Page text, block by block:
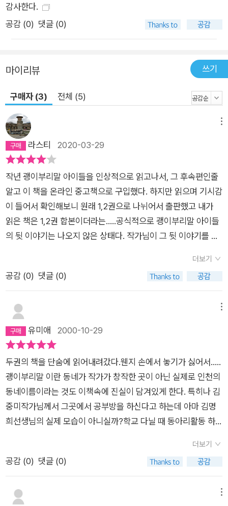
감사한다.
공감 (0) 댓글 (0)
마이리뷰 쓰기
구매자 (3) 전체 (5)
라스티 2020-03-29
작년 괭이부리말 아이들을 인상적으로 읽고나서, 그 후속편인줄
알고 이 책을 온라인 중고책으로 구입했다. 하지만 읽으며 기시감
이 들어서 확인해보니 원래 1,2권으로 나뉘어서 출판했고 내가
읽은 책은 1,2권 합본이더라는.....공식적으로 괭이부리말 아이들
의 뒷 이야기는 나오지 않은 상태다. 작가님이 그 뒷 이야기를 써
시 읽어도 이 소설은 참 성실하고 정성을 들여서 쓴 작품이란걸
알 수 있었다. 빈부의 격차가 확대되고, 세습되면서 겉보기만 화
려한 선진국으로 나아가고 있는 한국의 현실에서 이렇게 살아가
는 사람들도 있다는 현실을 파악하고 긍휼지심을 가져주기를 간
절히 기대해본다.혹시나 나처럼 착각하지 말라는 차원에서 글을
올려본다. 마무리는 쑥스럽지만 다시 한 번 추천하는 의미로 전에
의 사단에 다시 한 번 곰씹어보는 계기를 가졌다. 인의예지를 중
심으로 측은히 여기는 마음[인=惻隱之心(측은지심)], 부끄럽고
미워할 줄 아는 마음[의=羞惡之心(수오지심)], 양보하는 마음
[예=辭讓之心(사양지심)], 옳고 그름을 가리는 마음[지=是非
之心(시비지심)]데 그중 측은지심과 수오지심이 심각화 양극화
를 해소할 수 있는 단서가 되지 않을까 생각해봤다.신자유주의의
도래와 함께 개인이 알아서 각자도생하는 분위기가 자리잡고, 소
도 굶어죽거나 자살하는 사람들이 발생하고 있다. 기업들과 부자
들은 넘치는 돈을 주체하지 못하고 있지만 이를 세금으로 거둬들
더보기
공감 (0) 댓글 (0)
유미애 2000-10-29
두권의 책을 단숨에 읽어내려갔다.웬지 손에서 놓기가 싫어서.....
괭이부리말 이란 동네가 작가가 창작한 곳이 아닌 실제로 인천의
동네이름이라는 것도 이책속에 진실이 담겨있게 한다. 특히나 김
중미작가님께서 그곳에서 공부방을 하신다고 하는데 아마 김명
희선생님의 실제 모습이 아니실까?학교 다닐 때 동아리활동 하
이부리말 아이들처럼 어쩔수 없는 환경으로 부모들과 떨어져 지
내는 중학생 아이들이었다. 난 그때 단순히 머리로만 지식을 전달
못했던 것 같다.이책을 읽으면서 십육년전에 만났던 아이들이 지
더보기
공감 (0) 댓글 (0)